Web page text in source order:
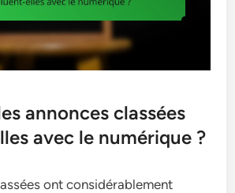
annonces classées
avec le numérique ?
ont considérablement